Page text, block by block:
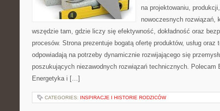
na projektowaniu,
nowoczesnych rozwiązań,
wszędzie tam, gdzie liczy się efektywność, dokładność oraz
procesów. Strona prezentuje bogatą ofertę produktów, usług oraz
odpowiadają na potrzeby dynamicznie rozwijającego się
poszukujących niezawodnych rozwiązań technicznych. Polecam
Energetyka i […]
CATEGORIES: INSPIRACJE I HISTORIE RODZICÓW